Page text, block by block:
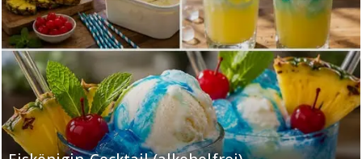
𝗣𝗳𝗹𝗮𝘂𝗺𝗲𝗻𝗸𝘂𝗰𝗵𝗲𝗻-𝗔𝗽𝗳𝗲𝗹𝗯𝗹𝗲𝗰𝗵𝗸𝘂𝗰𝗵𝗲𝗻-